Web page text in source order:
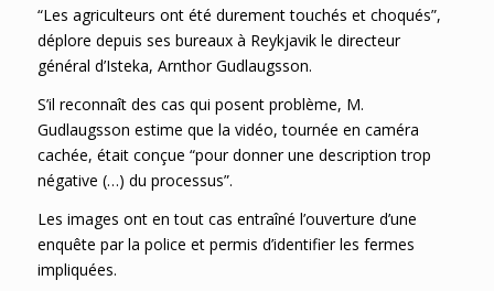
“Les agriculteurs ont été durement touchés et choqués”,
déplore depuis ses bureaux à Reykjavik le directeur
général d’Isteka, Arnthor Gudlaugsson.
S’il reconnaît des cas qui posent problème, M.
Gudlaugsson estime que la vidéo, tournée en caméra
cachée, était conçue “pour donner une description trop
négative (…) du processus”.
Les images ont en tout cas entraîné l’ouverture d’une
enquête par la police et permis d’identifier les fermes
impliquées.